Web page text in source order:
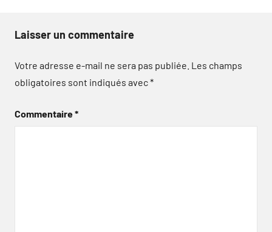
Laisser un commentaire
Votre adresse e-mail ne sera pas publiée. Les champs
obligatoires sont indiqués avec*
Commentaire*